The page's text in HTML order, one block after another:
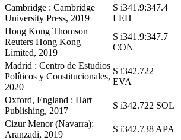
Cambridge : Cambridge
University Press, 2019
S i341.9:347.4
LEH
Hong Kong Thomson
Reuters Hong Kong
Limited, 2019
S i341.9:347.7
CON
Madrid : Centro de Estudios
Políticos y Constitucionales,
2020
S i342.722
EVA
Oxford, England : Hart
Publishing, 2017
S i342.722 SOL
Cizur Menor (Navarra):
Aranzadi, 2019
S i342.738 APA